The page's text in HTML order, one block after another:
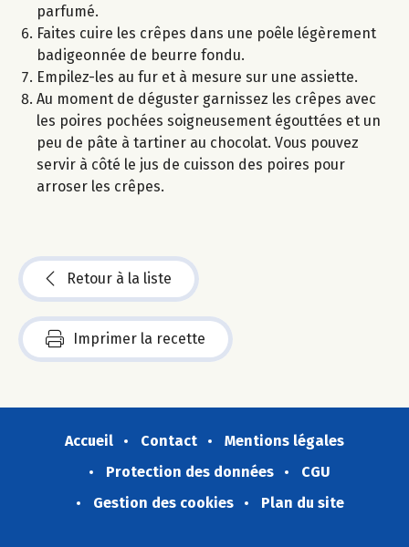
parfumé.
Faites cuire les crêpes dans une poêle légèrement
badigeonnée de beurre fondu.
Empilez-les au fur et à mesure sur une assiette.
Au moment de déguster garnissez les crêpes avec
les poires pochées soigneusement égouttées et un
peu de pâte à tartiner au chocolat. Vous pouvez
servir à côté le jus de cuisson des poires pour
arroser les crêpes.
Retour à la liste
Imprimer la recette
Accueil Contact
Mentions légales
Protection des données
CGU
Gestion des cookies
Plan du site